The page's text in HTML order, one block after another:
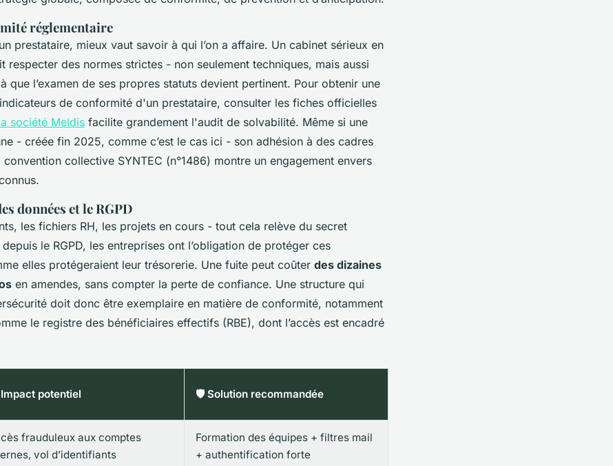
réglementaire
prestataire, mieux vaut savoir à qui l’on a affaire. Un cabinet sérieux en
respecter des normes strictes - non seulement techniques, mais aussi
que l’examen de ses propres statuts devient pertinent. Pour obtenir une
de conformité d'un prestataire, consulter les fiches officielles
société Meldis facilite grandement l'audit de solvabilité. Même si une
- créée fin 2025, comme c’est le cas ici - son adhésion à des cadres
collective SYNTEC (n°1486) montre un engagement envers
données et le RGPD
les fichiers RH, les projets en cours - tout cela relève du secret
le RGPD, les entreprises ont l’obligation de protéger ces
elles protégeraient leur trésorerie. Une fuite peut coûter des dizaines
en amendes, sans compter la perte de confiance. Une structure qui
doit donc être exemplaire en matière de conformité, notamment
le registre des bénéficiaires effectifs (RBE), dont l’accès est encadré
potentiel 🛡️ Solution recommandée
frauduleux aux comptes
vol d’identifiants
Formation des équipes + filtres mail
+ authentification forte